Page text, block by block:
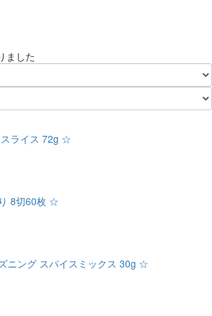
ました
ライス 72g ☆
8切60枚 ☆
ニング スパイスミックス 30g ☆